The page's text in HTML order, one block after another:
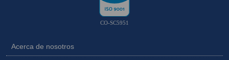
CO-SC5951
Acerca de nosotros